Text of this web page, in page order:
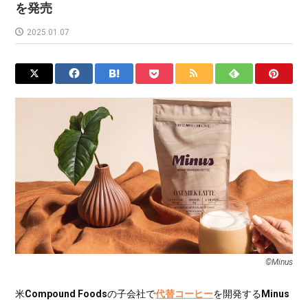
を発売
2025.01.07
©︎Minus
米Compound Foodsの子会社で代替コーヒーを開発する Minus